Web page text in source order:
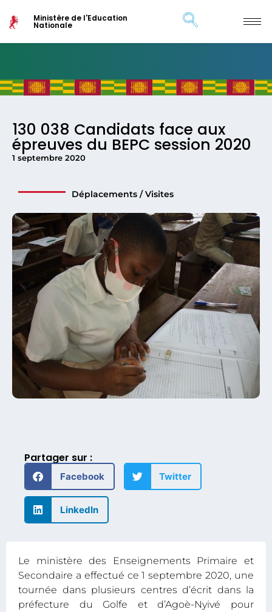
Ministère de l'Education
Nationale
130 038 Candidats face aux
épreuves du BEPC session 2020
1 septembre 2020
Déplacements / Visites
Partager sur :
Facebook Twitter
LinkedIn
Le ministère des Enseignements Primaire et
Secondaire a effectué ce 1 septembre 2020, une
tournée dans plusieurs centres d’écrit dans la
préfecture du Golfe et d’Agoè-Nyivé pour